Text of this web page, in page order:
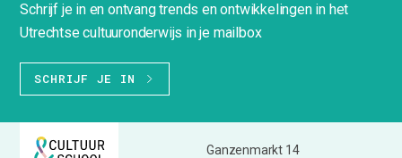
Schrijf je in en ontvang trends en ontwikkelingen in het
Utrechtse cultuuronderwijs in je mailbox
SCHRIJF JE IN
Ganzenmarkt 14